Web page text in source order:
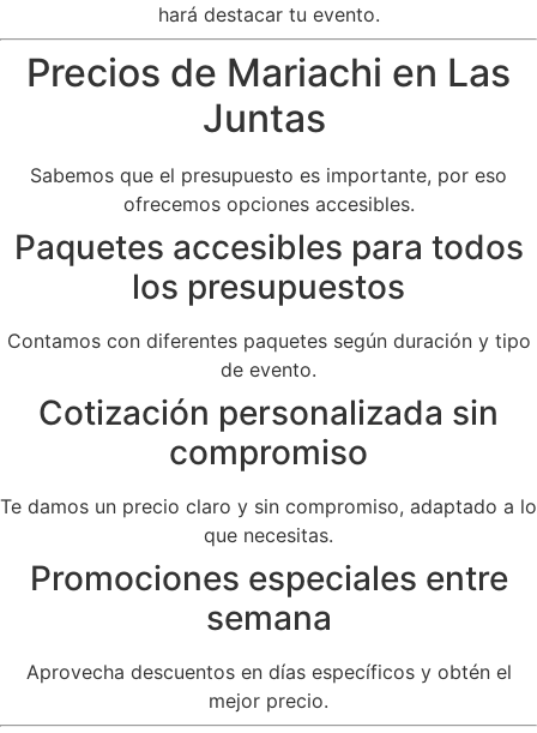
hará destacar tu evento.
Precios de Mariachi en Las
Juntas
Sabemos que el presupuesto es importante, por eso
ofrecemos opciones accesibles.
Paquetes accesibles para todos
los presupuestos
Contamos con diferentes paquetes según duración y tipo
de evento.
Cotización personalizada sin
compromiso
Te damos un precio claro y sin compromiso, adaptado a lo
que necesitas.
Promociones especiales entre
semana
Aprovecha descuentos en días específicos y obtén el
mejor precio.